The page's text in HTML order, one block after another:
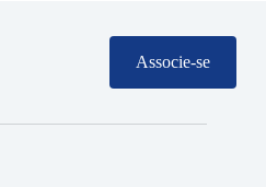
Associe-se